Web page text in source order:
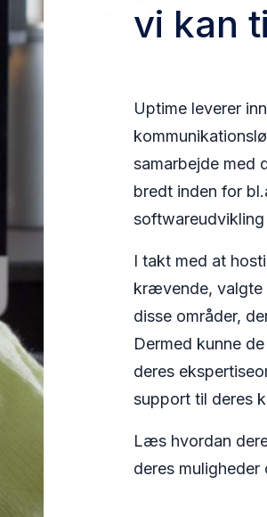
vi kan
Uptime leverer
samarbejde med
bredt inden for
I takt med at
krævende, valgte
disse områder,
Dermed kunne
deres
support til deres
Læs hvordan
deres